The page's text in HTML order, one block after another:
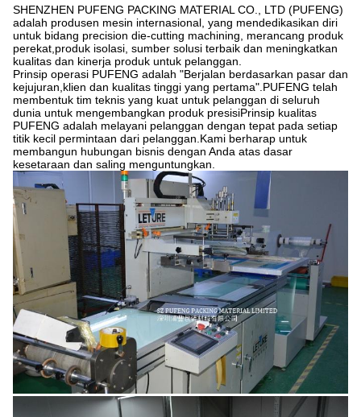
SHENZHEN PUFENG PACKING MATERIAL CO., LTD (PUFENG)
adalah produsen mesin internasional, yang mendedikasikan diri
untuk bidang precision die-cutting machining, merancang produk
perekat,produk isolasi, sumber solusi terbaik dan meningkatkan
kualitas dan kinerja produk untuk pelanggan.
Prinsip operasi PUFENG adalah "Berjalan berdasarkan pasar dan
kejujuran,klien dan kualitas tinggi yang pertama".PUFENG telah
membentuk tim teknis yang kuat untuk pelanggan di seluruh
dunia untuk mengembangkan produk presisiPrinsip kualitas
PUFENG adalah melayani pelanggan dengan tepat pada setiap
titik kecil permintaan dari pelanggan.Kami berharap untuk
membangun hubungan bisnis dengan Anda atas dasar
kesetaraan dan saling menguntungkan.